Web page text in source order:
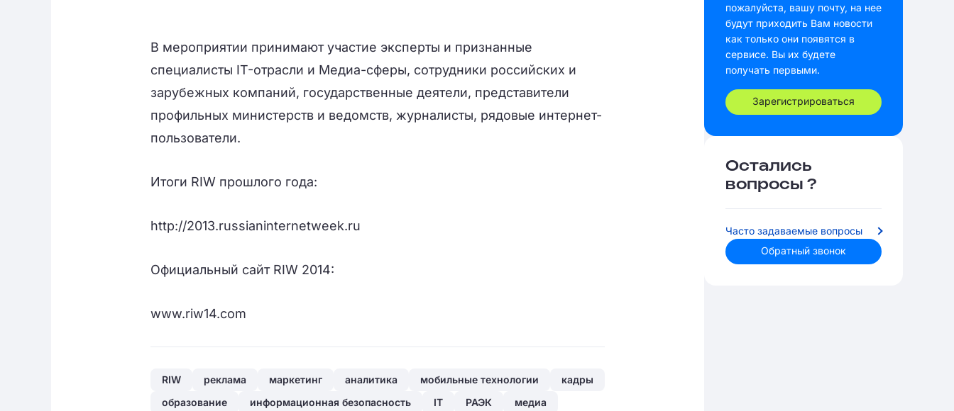
В мероприятии принимают участие эксперты и признанные
специалисты IT-отрасли и Медиа-сферы, сотрудники российских и
зарубежных компаний, государственные деятели, представители
профильных министерств и ведомств, журналисты, рядовые интернет-
пользователи.
Итоги RIW прошлого года:
http://2013.russianinternetweek.ru
Официальный сайт RIW 2014:
www.riw14.com
RIW реклама маркетинг аналитика мобильные технологии
кадры
образование
информационная безопасность IT РАЭК
медиа
пожалуйста, вашу почту, на нее
будут приходить Вам новости
как только они появятся в
сервисе. Вы их будете
получать первыми.
Зарегистрироваться
Остались
вопросы ?
Часто задаваемые вопросы
Обратный звонок